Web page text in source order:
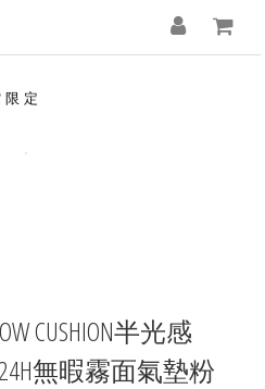
限 定
CUSHION半光感
無暇霧面氣墊粉